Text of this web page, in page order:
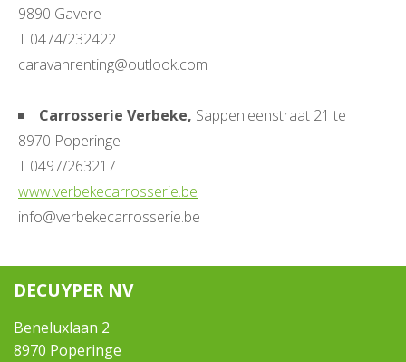
9890 Gavere
T 0474/232422
caravanrenting@outlook.com
Carrosserie Verbeke, Sappenleenstraat 21 te
8970 Poperinge
T 0497/263217
www.verbekecarrosserie.be
info@verbekecarrosserie.be
DECUYPER NV
Beneluxlaan 2
8970 Poperinge